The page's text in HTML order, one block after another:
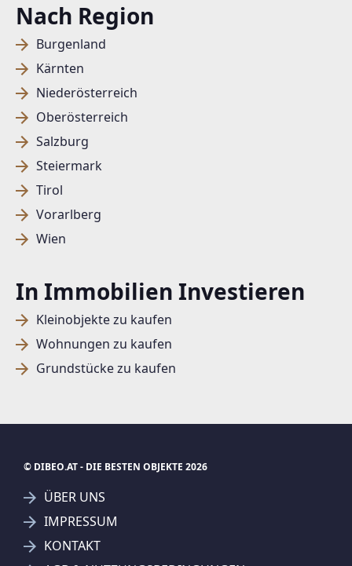
Nach Region
Burgenland
Kärnten
Niederösterreich
Oberösterreich
Salzburg
Steiermark
Tirol
Vorarlberg
Wien
In Immobilien Investieren
Kleinobjekte zu kaufen
Wohnungen zu kaufen
Grundstücke zu kaufen
SUCHAGENT ANLEGEN FÜR DIE
© DIBEO.AT - DIE BESTEN OBJEKTE 2026
ÜBER UNS
IMPRESSUM
KONTAKT